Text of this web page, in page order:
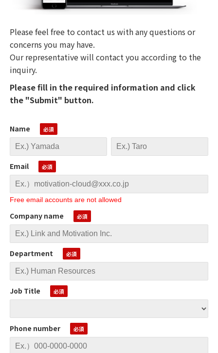
Please feel free to contact us with any questions or
concerns you may have.
Our representative will contact you according to the
inquiry.
Please fill in the required information and click
the "Submit" button.
Name
Email
Free email accounts are not allowed
Company name
Department
Job Title
Phone number